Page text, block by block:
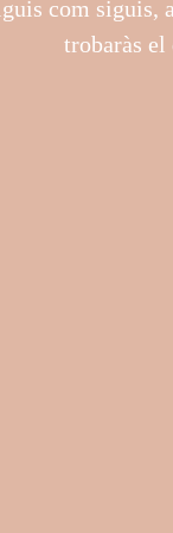
com siguis,
trobaràs el